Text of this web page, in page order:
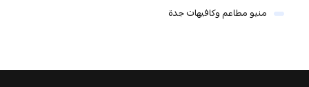
منيو مطاعم وكافيهات جدة